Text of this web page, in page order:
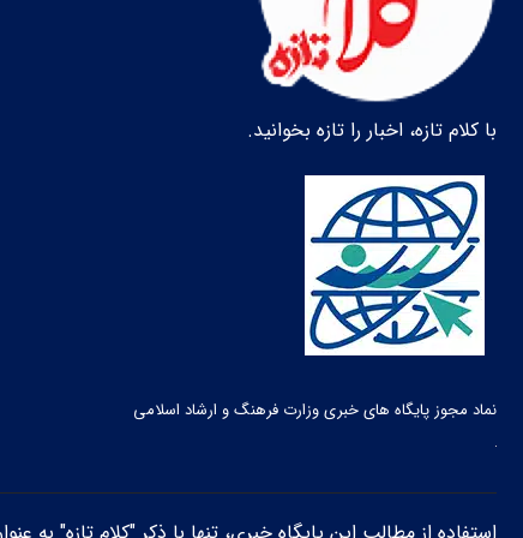
با کلام تازه، اخبار را تازه بخوانید.
نماد مجوز پایگاه های خبری وزارت فرهنگ و ارشاد اسلامی